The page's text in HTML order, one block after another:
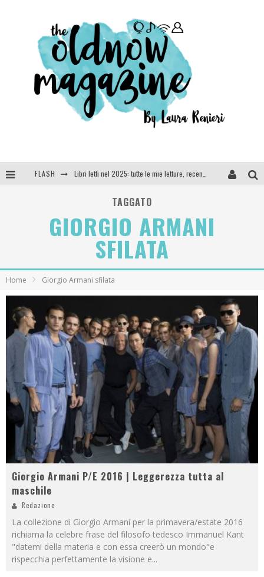
FLASH
SEE YOU AT 5 | Chanel
TAGGATO
GIORGIO ARMANI
SFILATA
Home Giorgio Armani sfilata
Giorgio Armani P/E 2016 | Leggerezza tutta al
maschile
Redazione
La collezione di Giorgio Armani per la primavera/estate 2016
richiama la celebre frase del filosofo tedesco Immanuel Kant
"datemi della materia e con essa creerò un mondo"e
rispecchia perfettamente la visione e...